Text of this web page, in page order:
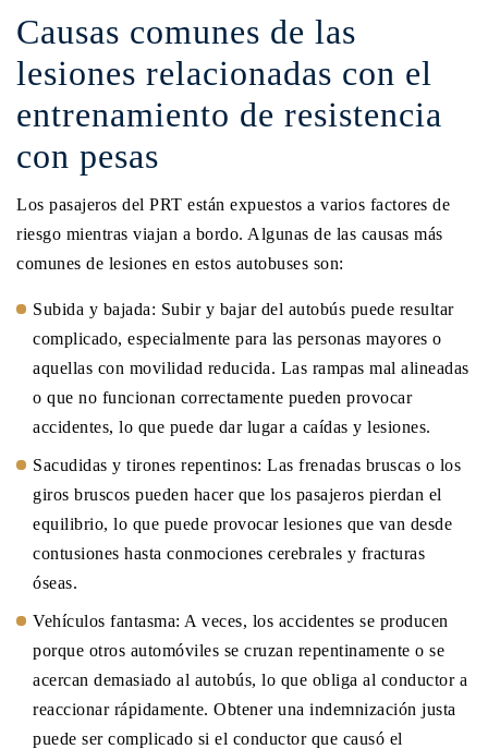
Causas comunes de las
lesiones relacionadas con el
entrenamiento de resistencia
con pesas
Los pasajeros del PRT están expuestos a varios factores de
riesgo mientras viajan a bordo. Algunas de las causas más
comunes de lesiones en estos autobuses son:
Subida y bajada: Subir y bajar del autobús puede resultar
complicado, especialmente para las personas mayores o
aquellas con movilidad reducida. Las rampas mal alineadas
o que no funcionan correctamente pueden provocar
accidentes, lo que puede dar lugar a caídas y lesiones.
Sacudidas y tirones repentinos: Las frenadas bruscas o los
giros bruscos pueden hacer que los pasajeros pierdan el
equilibrio, lo que puede provocar lesiones que van desde
contusiones hasta conmociones cerebrales y fracturas
óseas.
Vehículos fantasma: A veces, los accidentes se producen
porque otros automóviles se cruzan repentinamente o se
acercan demasiado al autobús, lo que obliga al conductor a
reaccionar rápidamente. Obtener una indemnización justa
puede ser complicado si el conductor que causó el